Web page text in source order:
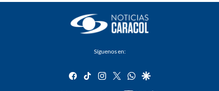
Síguenos en:
facebook
tiktok instagram
twitterwhatsapp
google